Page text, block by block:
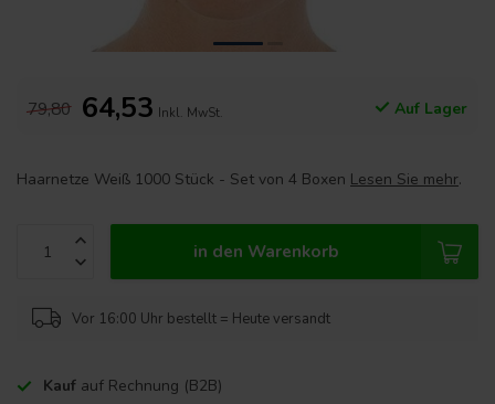
79,80 64,53 Inkl. MwSt. Auf Lager
Haarnetze Weiß 1000 Stück - Set von 4 Boxen Lesen Sie mehr.
in den Warenkorb
Vor 16:00 Uhr bestellt = Heute versandt
Kauf auf Rechnung (B2B)